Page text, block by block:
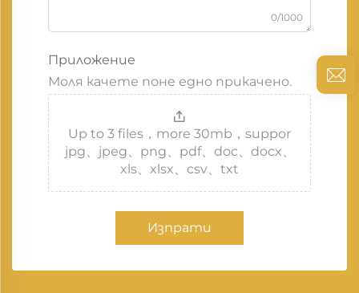
0/1000
Приложение
Моля качете поне едно прикачено.
Up to 3 files，more 30mb，suppor
jpg、jpeg、png、pdf、doc、docx、
xls、xlsx、csv、txt
Изпрати